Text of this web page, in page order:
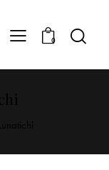
0